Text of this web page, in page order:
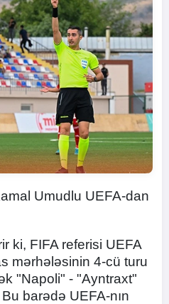
Umudlu UEFA-dan
ki, FIFA referisi UEFA
mərhələsinin 4-cü turu
"Napoli" - "Ayntraxt"
barədə UEFA-nın